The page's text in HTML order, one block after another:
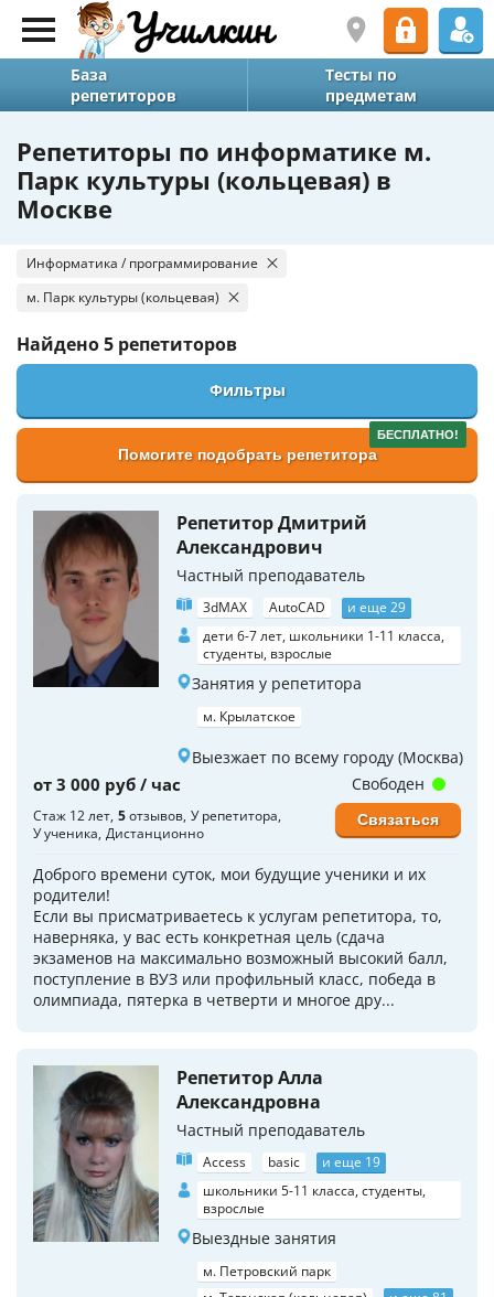
База
репетиторов
Тесты по
предметам
Репетиторы по информатике м.
Парк культуры (кольцевая) в
Москве
Информатика / программирование
м. Парк культуры (кольцевая)
Найдено5 репетиторов
Фильтры
БЕСПЛАТНО!
Помогите подобрать репетитора
Репетитор Дмитрий
Александрович
Частный преподаватель
3dMAX AutoCAD
и еще 29
дети 6-7 лет, школьники 1-11 класса,
студенты, взрослые
Занятия у репетитора
м. Крылатское
Выезжает по всему городу (Москва)
от 3 000 руб / час
Стаж 12 лет 5отзывов У репетитора
У ученика Дистанционно
Доброго времени суток, мои будущие ученики и их
родители!
Если вы присматриваетесь к услугам репетитора, то,
наверняка, у вас есть конкретная цель (сдача
экзаменов на максимально возможный высокий балл,
поступление в ВУЗ или профильный класс, победа в
олимпиада, пятерка в четверти и многое дру...
Свободен
Связаться
Репетитор Алла
Александровна
Частный преподаватель
Access basic
и еще 19
школьники 5-11 класса, студенты,
взрослые
Выездные занятия
м. Петровский парк